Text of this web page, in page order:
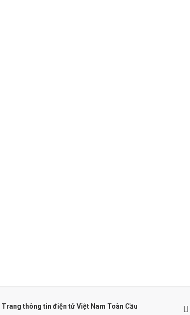
Trang thông tin điện tử Việt Nam Toàn Cầu